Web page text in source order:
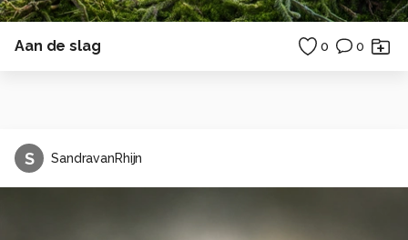
Aan de slag 0 0
S SandravanRhijn